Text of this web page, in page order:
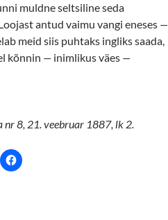
muldne seltsiline seda
antud vaimu vangi eneses —
meid siis puhtaks ingliks saada,
kõnnin — inimlikus väes —
nr 8, 21. veebruar 1887, lk 2.
C
l